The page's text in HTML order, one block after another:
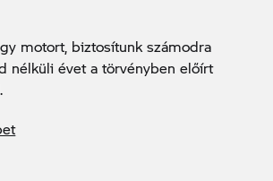
motort, biztosítunk számodra
nélküli évet a törvényben előírt